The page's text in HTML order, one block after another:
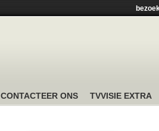
CONTACTEER ONS TVVISIE EXTRA